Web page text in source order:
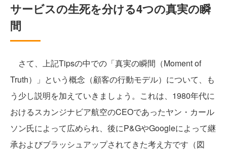
サービスの生死を分ける4つの真実の瞬
間
さて、上記Tipsの中での「真実の瞬間（Moment of
Truth）」という概念（顧客の行動モデル）について、も
う少し説明を加えていきましょう。これは、1980年代に
おけるスカンジナビア航空のCEOであったヤン・カール
ソン氏によって広められ、後にP&GやGoogleによって継
承およびブラッシュアップされてきた考え方です（図